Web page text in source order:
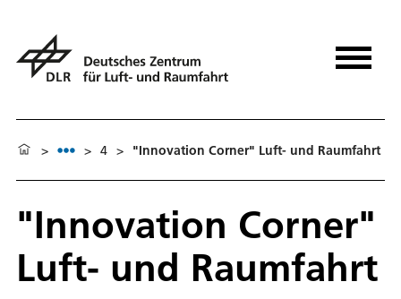
> > 4 > "Innovation Corner" Luft- und Raumfahrt
"Innovation Corner"
Luft- und Raumfahrt